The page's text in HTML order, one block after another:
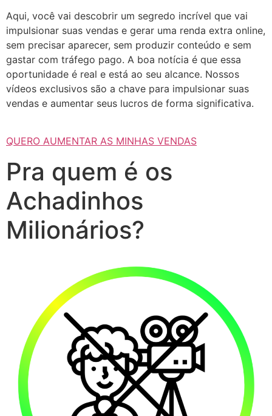
Aqui, você vai descobrir um segredo incrível que vai
impulsionar suas vendas e gerar uma renda extra online,
sem precisar aparecer, sem produzir conteúdo e sem
gastar com tráfego pago. A boa notícia é que essa
oportunidade é real e está ao seu alcance. Nossos
vídeos exclusivos são a chave para impulsionar suas
vendas e aumentar seus lucros de forma significativa.
QUERO AUMENTAR AS MINHAS VENDAS
Pra quem é os
Achadinhos
Milionários?